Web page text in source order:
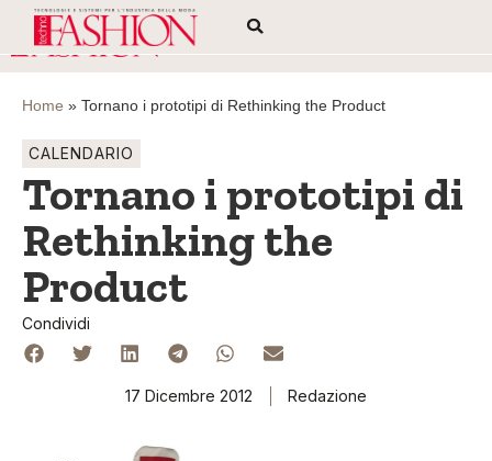
Home » Tornano i prototipi di Rethinking the Product
CALENDARIO
Tornano i prototipi di
Rethinking the
Product
Condividi
17 Dicembre 2012 Redazione